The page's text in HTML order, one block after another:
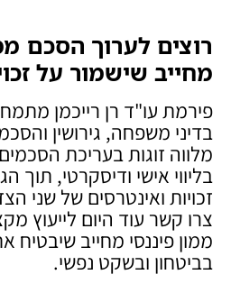
רוצים לערוך הסכם
מחייב שישמור על
בדיני משפחה, גירושין
מלווה זוגות בעריכת
בליווי אישי ודיסקרטי,
זכויות ואינטרסים של שני
צרו קשר עוד היום לייעוץ
ממון פיננסי מחייב
בביטחון ובשקט נפשי.